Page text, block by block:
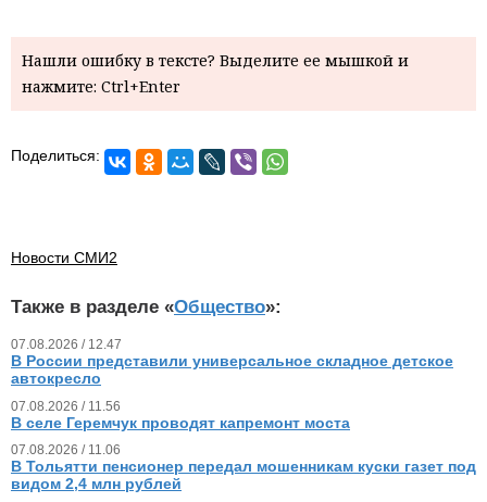
Нашли ошибку в тексте? Выделите ее мышкой и
нажмите: Ctrl+Enter
Поделиться:
Новости СМИ2
Также в разделе «Общество»:
07.08.2026 / 12.47
В России представили универсальное складное детское
автокресло
07.08.2026 / 11.56
В селе Геремчук проводят капремонт моста
07.08.2026 / 11.06
В Тольятти пенсионер передал мошенникам куски газет под
видом 2,4 млн рублей